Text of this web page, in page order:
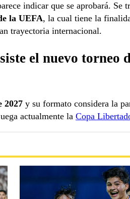
indicar que se aprobará. Se
la UEFA, la cual tiene la
trayectoria internacional.
el nuevo torneo
2027 y su formato considera la
actualmente la Copa